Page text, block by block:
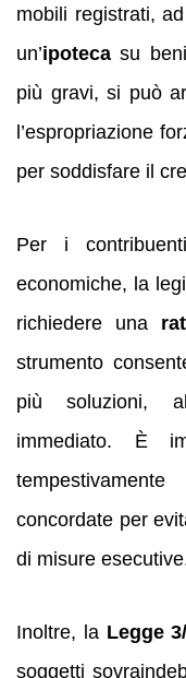
mobili registrati,
un’ipoteca su
più gravi, si può
l’espropriazione
per soddisfare il
Per i
economiche, la
richiedere una
strumento
più soluzioni,
immediato. È
concordate per
di misure
Inoltre, la Legge
soggetti